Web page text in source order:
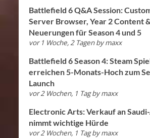
Battlefield 6 Q&A Session:
Server Browser, Year 2 Content
Neuerungen für Season 4 und 5
vor 1 Woche, 2 Tagen bymaxx
Battlefield 6 Season 4: Steam
erreichen 5-Monats-Hoch zum
Launch
vor 2 Wochen, 1 Tag bymaxx
Electronic Arts: Verkauf an
nimmt wichtige Hürde
vor 2 Wochen, 1 Tag bymaxx